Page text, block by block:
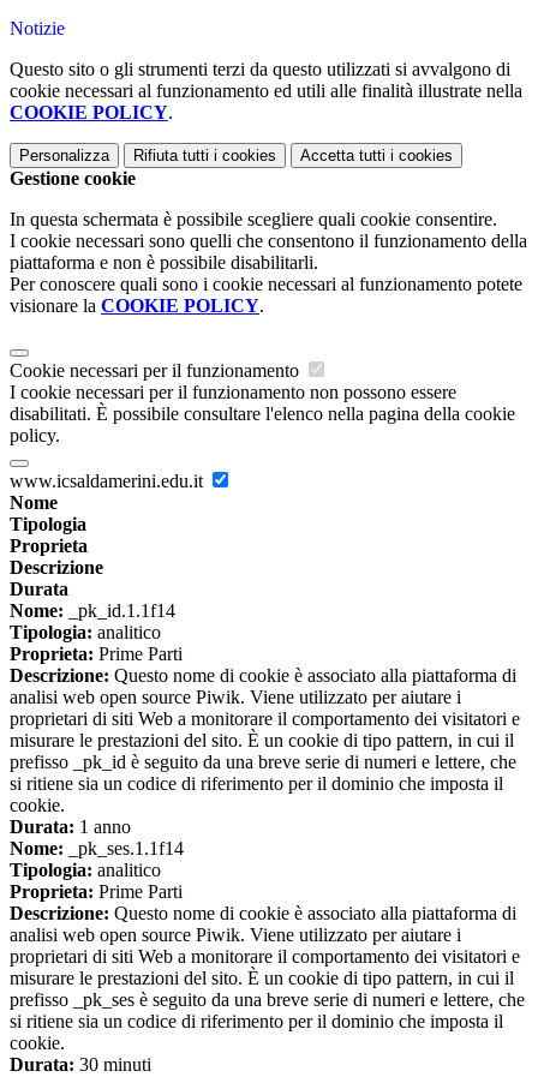
Notizie
Questo sito o gli strumenti terzi da questo utilizzati si avvalgono di
cookie necessari al funzionamento ed utili alle finalità illustrate nella
COOKIE POLICY.
Personalizza Rifiuta tutti i cookies Accetta tutti i cookies
Gestione cookie
In questa schermata è possibile scegliere quali cookie consentire.
I cookie necessari sono quelli che consentono il funzionamento della
piattaforma e non è possibile disabilitarli.
Per conoscere quali sono i cookie necessari al funzionamento potete
visionare la COOKIE POLICY.
Cookie necessari per il funzionamento
I cookie necessari per il funzionamento non possono essere
disabilitati. È possibile consultare l'elenco nella pagina della cookie
policy.
www.icsaldamerini.edu.it
Nome
Tipologia
Proprieta
Descrizione
Durata
Nome: _pk_id.1.1f14
Tipologia: analitico
Proprieta: Prime Parti
Descrizione: Questo nome di cookie è associato alla piattaforma di
analisi web open source Piwik. Viene utilizzato per aiutare i
proprietari di siti Web a monitorare il comportamento dei visitatori e
misurare le prestazioni del sito. È un cookie di tipo pattern, in cui il
prefisso _pk_id è seguito da una breve serie di numeri e lettere, che
si ritiene sia un codice di riferimento per il dominio che imposta il
cookie.
Durata: 1 anno
Nome: _pk_ses.1.1f14
Tipologia: analitico
Proprieta: Prime Parti
Descrizione: Questo nome di cookie è associato alla piattaforma di
analisi web open source Piwik. Viene utilizzato per aiutare i
proprietari di siti Web a monitorare il comportamento dei visitatori e
misurare le prestazioni del sito. È un cookie di tipo pattern, in cui il
prefisso _pk_ses è seguito da una breve serie di numeri e lettere, che
si ritiene sia un codice di riferimento per il dominio che imposta il
cookie.
Durata: 30 minuti